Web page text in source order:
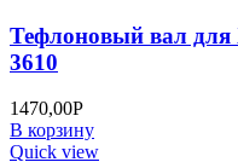
Тефлоновый вал для
3610
1470,00Р
В корзину
Quick view